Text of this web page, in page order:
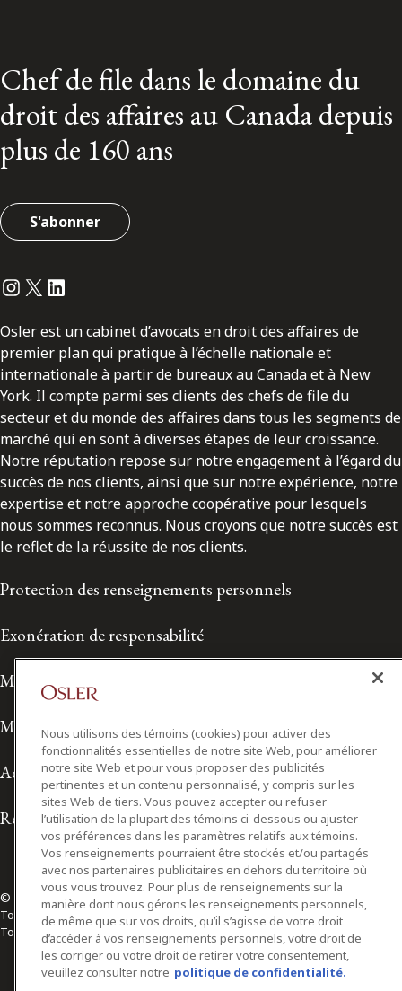
Chef de file dans le domaine du
droit des affaires au Canada depuis
plus de 160 ans
S'abonner
Instagram
Twitter
LinkedIn
Osler est un cabinet d’avocats en droit des affaires de
premier plan qui pratique à l’échelle nationale et
internationale à partir de bureaux au Canada et à New
York. Il compte parmi ses clients des chefs de file du
secteur et du monde des affaires dans tous les segments de
marché qui en sont à diverses étapes de leur croissance.
Notre réputation repose sur notre engagement à l’égard du
succès de nos clients, ainsi que sur notre expérience, notre
expertise et notre approche coopérative pour lesquels
nous sommes reconnus. Nous croyons que notre succès est
le reflet de la réussite de nos clients.
Protection des renseignements personnels
Exonération de responsabilité
Modalités de prestation de services
Modalités d'utilisation
Accessibilité
Relations avec les médias
© 2026 Osler, Hoskin & Harcourt S.E.N.C.R.L./s.r.l.
Tous droits réservés
Toronto | Montréal | Calgary | Vancouver | Ottawa | New York
Nous utilisons des témoins (cookies) pour activer des
fonctionnalités essentielles de notre site Web, pour améliorer
notre site Web et pour vous proposer des publicités
pertinentes et un contenu personnalisé, y compris sur les
sites Web de tiers. Vous pouvez accepter ou refuser
l’utilisation de la plupart des témoins ci-dessous ou ajuster
vos préférences dans les paramètres relatifs aux témoins.
Vos renseignements pourraient être stockés et/ou partagés
avec nos partenaires publicitaires en dehors du territoire où
vous vous trouvez. Pour plus de renseignements sur la
manière dont nous gérons les renseignements personnels,
de même que sur vos droits, qu’il s’agisse de votre droit
d’accéder à vos renseignements personnels, votre droit de
les corriger ou votre droit de retirer votre consentement,
veuillez consulter notre politique de confidentialité.